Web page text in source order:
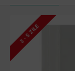
3 - 5 ZILE